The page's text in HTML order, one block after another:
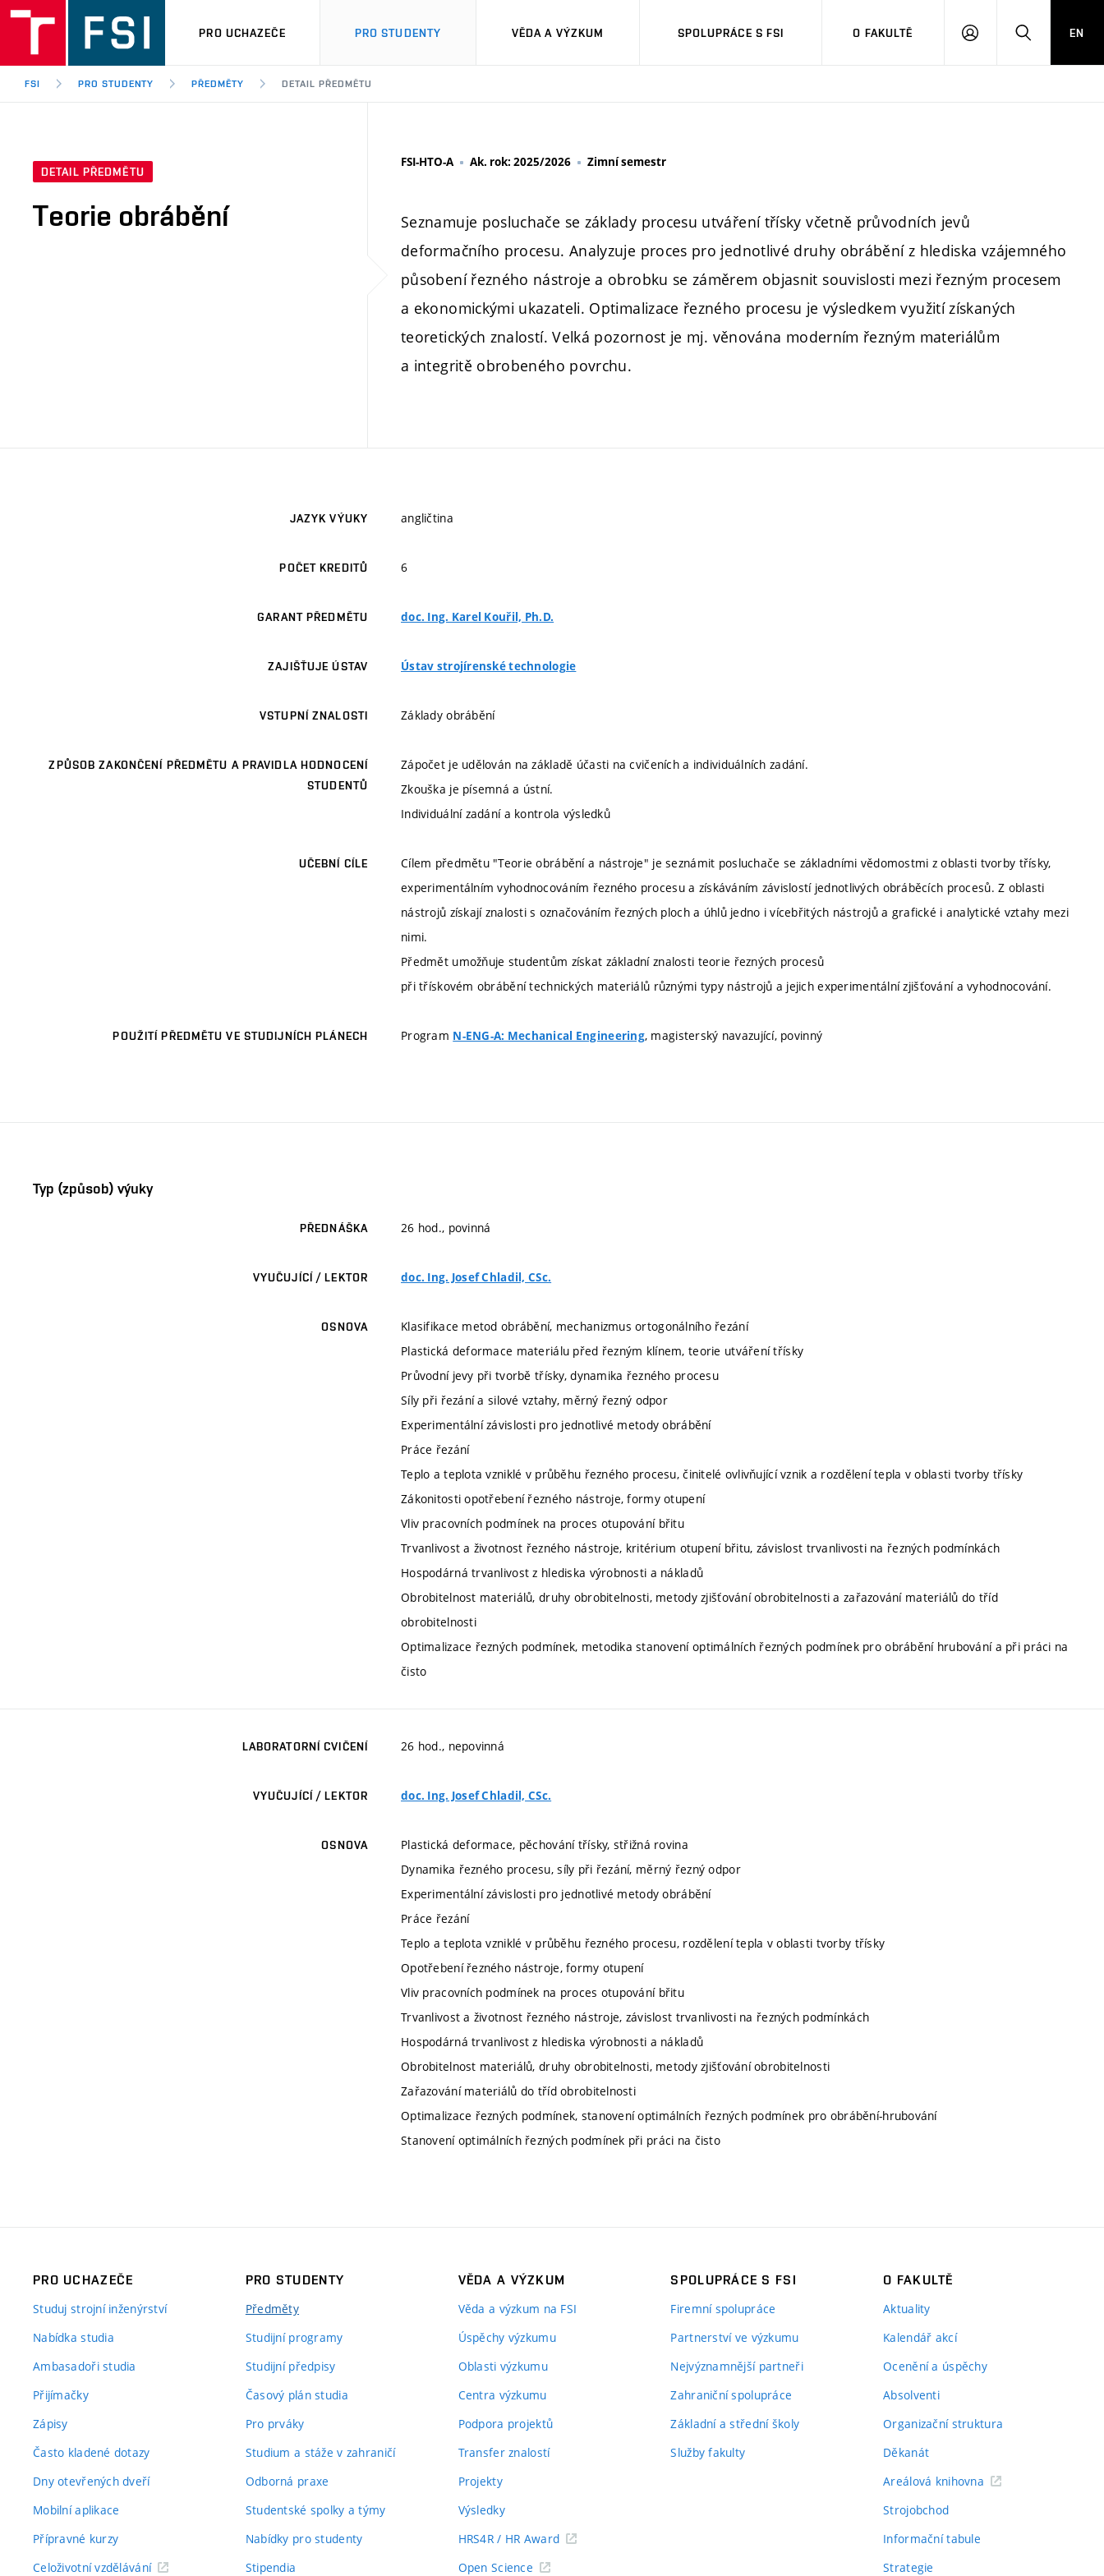
PRO UCHAZEČE PRO STUDENTY VĚDA A VÝZKUM SPOLUPRÁCE S FSI O FAKULTĚ
PŘIHLÁŠENÍHLEDAT
EN
FSI PRO STUDENTY PŘEDMĚTY DETAIL PŘEDMĚTU
DETAIL PŘEDMĚTU
Teorie obrábění
FSI-HTO-A Ak. rok: 2025/2026 Zimní semestr
Seznamuje posluchače se základy procesu utváření třísky včetně průvodních jevů
deformačního procesu. Analyzuje proces pro jednotlivé druhy obrábění z hlediska vzájemného
působení řezného nástroje a obrobku se záměrem objasnit souvislosti mezi řezným procesem
a ekonomickými ukazateli. Optimalizace řezného procesu je výsledkem využití získaných
teoretických znalostí. Velká pozornost je mj. věnována moderním řezným materiálům
a integritě obrobeného povrchu.
JAZYK VÝUKY angličtina
POČET KREDITŮ 6
GARANT PŘEDMĚTU doc. Ing. Karel Kouřil, Ph.D.
ZAJIŠŤUJE ÚSTAV Ústav strojírenské technologie
VSTUPNÍ ZNALOSTI Základy obrábění
ZPŮSOB ZAKONČENÍ PŘEDMĚTU A PRAVIDLA HODNOCENÍ
STUDENTŮ
Zápočet je udělován na základě účasti na cvičeních a individuálních zadání.
Zkouška je písemná a ústní.
Individuální zadání a kontrola výsledků
UČEBNÍ CÍLE
Cílem předmětu "Teorie obrábění a nástroje" je seznámit posluchače se základními vědomostmi z oblasti tvorby třísky,
experimentálním vyhodnocováním řezného procesu a získáváním závislostí jednotlivých obráběcích procesů. Z oblasti
nástrojů získají znalosti s označováním řezných ploch a úhlů jedno i vícebřitých nástrojů a grafické i analytické vztahy mezi
nimi.
Předmět umožňuje studentům získat základní znalosti teorie řezných procesů
při třískovém obrábění technických materiálů různými typy nástrojů a jejich experimentální zjišťování a vyhodnocování.
POUŽITÍ PŘEDMĚTU VE STUDIJNÍCH PLÁNECH Program N-ENG-A: Mechanical Engineering, magisterský navazující, povinný
Typ (způsob) výuky
PŘEDNÁŠKA 26 hod., povinná
VYUČUJÍCÍ / LEKTOR doc. Ing. Josef Chladil, CSc.
OSNOVA
Klasifikace metod obrábění, mechanizmus ortogonálního řezání
Plastická deformace materiálu před řezným klínem, teorie utváření třísky
Průvodní jevy při tvorbě třísky, dynamika řezného procesu
Síly při řezání a silové vztahy, měrný řezný odpor
Experimentální závislosti pro jednotlivé metody obrábění
Práce řezání
Teplo a teplota vzniklé v průběhu řezného procesu, činitelé ovlivňující vznik a rozdělení tepla v oblasti tvorby třísky
Zákonitosti opotřebení řezného nástroje, formy otupení
Vliv pracovních podmínek na proces otupování břitu
Trvanlivost a životnost řezného nástroje, kritérium otupení břitu, závislost trvanlivosti na řezných podmínkách
Hospodárná trvanlivost z hlediska výrobnosti a nákladů
Obrobitelnost materiálů, druhy obrobitelnosti, metody zjišťování obrobitelnosti a zařazování materiálů do tříd
obrobitelnosti
Optimalizace řezných podmínek, metodika stanovení optimálních řezných podmínek pro obrábění hrubování a při práci na
čisto
LABORATORNÍ CVIČENÍ 26 hod., nepovinná
VYUČUJÍCÍ / LEKTOR doc. Ing. Josef Chladil, CSc.
OSNOVA
Plastická deformace, pěchování třísky, střižná rovina
Dynamika řezného procesu, síly při řezání, měrný řezný odpor
Experimentální závislosti pro jednotlivé metody obrábění
Práce řezání
Teplo a teplota vzniklé v průběhu řezného procesu, rozdělení tepla v oblasti tvorby třísky
Opotřebení řezného nástroje, formy otupení
Vliv pracovních podmínek na proces otupování břitu
Trvanlivost a životnost řezného nástroje, závislost trvanlivosti na řezných podmínkách
Hospodárná trvanlivost z hlediska výrobnosti a nákladů
Obrobitelnost materiálů, druhy obrobitelnosti, metody zjišťování obrobitelnosti
Zařazování materiálů do tříd obrobitelnosti
Optimalizace řezných podmínek, stanovení optimálních řezných podmínek pro obrábění-hrubování
Stanovení optimálních řezných podmínek při práci na čisto
PRO UCHAZEČE
Studuj strojní inženýrství
Nabídka studia
Ambasadoři studia
Přijímačky
Zápisy
Často kladené dotazy
Dny otevřených dveří
Mobilní aplikace
Přípravné kurzy
Celoživotní vzdělávání
PRO STUDENTY
Předměty
Studijní programy
Studijní předpisy
Časový plán studia
Pro prváky
Studium a stáže v zahraničí
Odborná praxe
Studentské spolky a týmy
Nabídky pro studenty
Stipendia
VĚDA A VÝZKUM
Věda a výzkum na FSI
Úspěchy výzkumu
Oblasti výzkumu
Centra výzkumu
Podpora projektů
Transfer znalostí
Projekty
Výsledky
HRS4R / HR Award
Open Science
SPOLUPRÁCE S FSI
Firemní spolupráce
Partnerství ve výzkumu
Nejvýznamnější partneři
Zahraniční spolupráce
Základní a střední školy
Služby fakulty
O FAKULTĚ
Aktuality
Kalendář akcí
Ocenění a úspěchy
Absolventi
Organizační struktura
Děkanát
Areálová knihovna
Strojobchod
Informační tabule
Strategie